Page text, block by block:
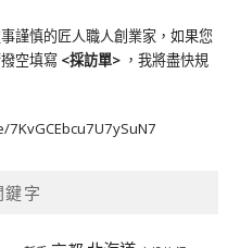
謹慎的匠人職人創業家，如果您
空填寫 <採訪單> ，我將盡快規
鍵字